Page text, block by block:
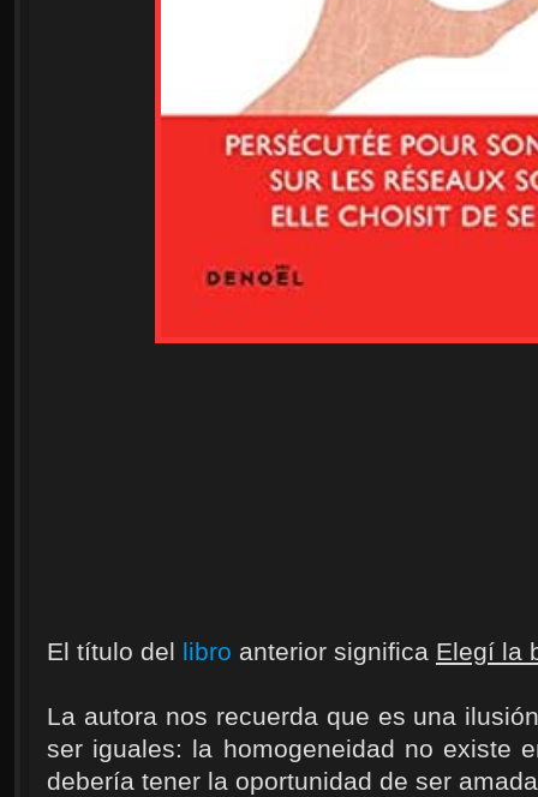
El título del libro anterior significa Elegí la
La autora nos recuerda que es una
ser iguales: la homogeneidad no existe
debería tener la oportunidad de ser